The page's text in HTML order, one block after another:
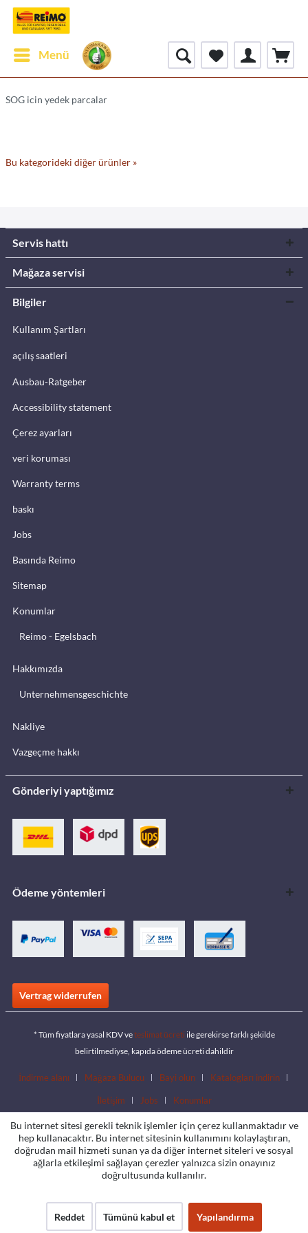
Menü
SOG icin yedek parcalar
Bu kategorideki diğer ürünler »
Servis hattı
Mağaza servisi
Bilgiler
Kullanım Şartları
açılış saatleri
Ausbau-Ratgeber
Accessibility statement
Çerez ayarları
veri koruması
Warranty terms
baskı
Jobs
Basında Reimo
Sitemap
Konumlar
Reimo - Egelsbach
Hakkımızda
Unternehmensgeschichte
Nakliye
Vazgeçme hakkı
Gönderiyi yaptığımız
Ödeme yöntemleri
Vertrag widerrufen
* Tüm fiyatlara yasal KDV veteslimat ücreti ile gerekirse farklı şekilde
belirtilmediyse, kapıda ödeme ücreti dahildir
İndirme alanı Mağaza Bulucu Bayi olun Katalogları indirin
İletişim Jobs Konumlar
Bu internet sitesi gerekli teknik işlemler için çerez kullanmaktadır ve
hep kullanacaktır. Bu internet sitesinin kullanımını kolaylaştıran,
doğrudan mail hizmeti sunan ya da diğer internet siteleri ve sosyal
ağlarla etkileşimi sağlayan çerezler yalnızca sizin onayınız
doğrultusunda kullanılır.
Reddet Tümünü kabul et Yapılandırma